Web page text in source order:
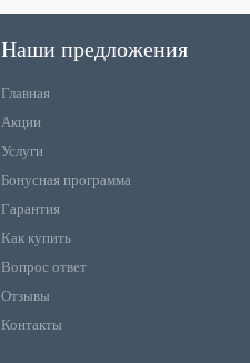
Наши предложения
Главная
Акции
Услуги
Бонусная программа
Гарантия
Как купить
Вопрос ответ
Отзывы
Контакты